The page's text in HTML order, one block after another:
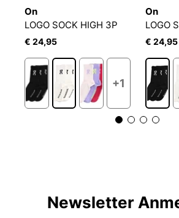
On
LOGO SOCK HIGH 3P
€ 24,95
+1
On
LOGO
€ 24,95
Newsletter